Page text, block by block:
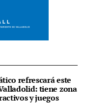
refrescará este
tiene zona
y juegos